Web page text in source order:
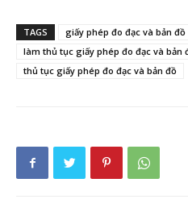
TAGS
giấy phép đo đạc và bản đồ
làm thủ tục giấy phép đo đạc và bản
thủ tục giấy phép đo đạc và bản đồ